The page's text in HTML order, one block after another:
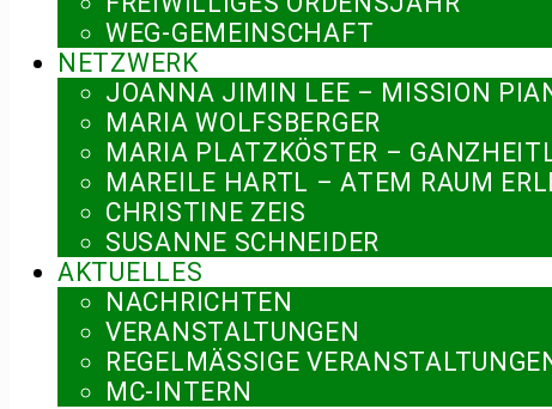
WEG-GEMEINSCHAFT
NETZWERK
JOANNA JIMIN LEE – MISSION
MARIA WOLFSBERGER
MARIA PLATZKÖSTER –
MAREILE HARTL – ATEM RAUM
CHRISTINE ZEIS
SUSANNE SCHNEIDER
AKTUELLES
NACHRICHTEN
VERANSTALTUNGEN
REGELMÄSSIGE VERANSTALTUNGEN
MC-INTERN